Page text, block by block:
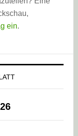
ein.